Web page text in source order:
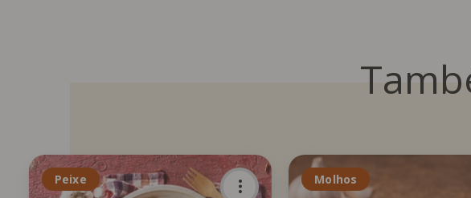
Peixe Molhos